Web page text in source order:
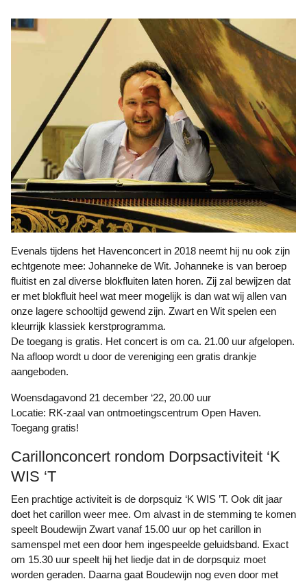
Evenals tijdens het Havenconcert in 2018 neemt hij nu ook zijn
echtgenote mee: Johanneke de Wit. Johanneke is van beroep
fluitist en zal diverse blokfluiten laten horen. Zij zal bewijzen dat
er met blokfluit heel wat meer mogelijk is dan wat wij allen van
onze lagere schooltijd gewend zijn. Zwart en Wit spelen een
kleurrijk klassiek kerstprogramma.
De toegang is gratis. Het concert is om ca. 21.00 uur afgelopen.
Na afloop wordt u door de vereniging een gratis drankje
aangeboden.
Woensdagavond 21 december ‘22, 20.00 uur
Locatie: RK-zaal van ontmoetingscentrum Open Haven.
Toegang gratis!
Carillonconcert rondom Dorpsactiviteit ‘K
WIS ‘T
Een prachtige activiteit is de dorpsquiz ‘K WIS ’T. Ook dit jaar
doet het carillon weer mee. Om alvast in de stemming te komen
speelt Boudewijn Zwart vanaf 15.00 uur op het carillon in
samenspel met een door hem ingespeelde geluidsband. Exact
om 15.30 uur speelt hij het liedje dat in de dorpsquiz moet
worden geraden. Daarna gaat Boudewijn nog even door met